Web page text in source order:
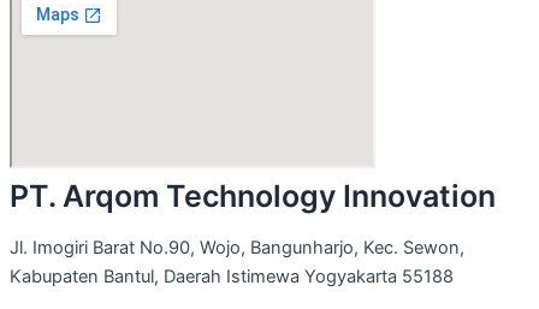
PT. Arqom Technology Innovation
Jl. Imogiri Barat No.90, Wojo, Bangunharjo, Kec. Sewon,
Kabupaten Bantul, Daerah Istimewa Yogyakarta 55188